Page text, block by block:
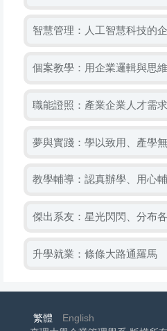
智慧管理：人工智慧科技的
個案教學：用企業邏輯與思
職能證照：產業企業人才需
夢與實踐：學以致用、產學
教學輔導：認真辦學、用心
傑出系友：星光閃閃、分布
升學就業：條條大路通羅馬
繁體
English